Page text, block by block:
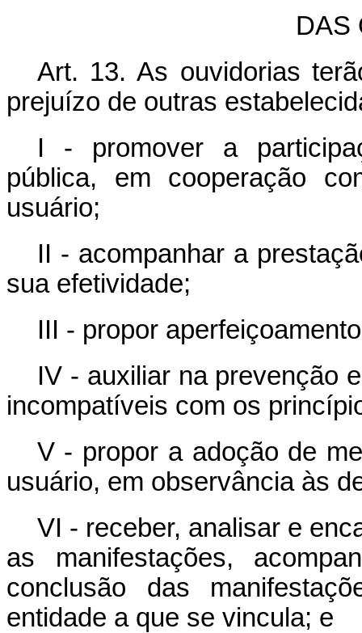
DAS
Art. 13. As ouvidorias
prejuízo de outras
I - promover a
pública, em cooperação
usuário;
II - acompanhar a
sua efetividade;
III - propor
IV - auxiliar na prevenção
incompatíveis com os
V - propor a adoção de
usuário, em observância às
VI - receber, analisar e
as manifestações,
conclusão das
entidade a que se vincula; e